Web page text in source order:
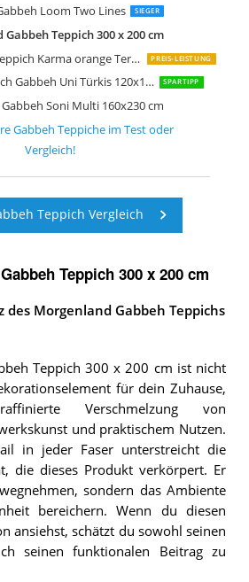
Loom Two Lines SIEGER
Teppich 300 x 200 cm
floor factory Gabbeh Teppich Karma orange Terracotta 160x230 cm
PREIS-LEISTUNG
carpetfine Wollteppich Gabbeh Uni Türkis 120x170 cm SPARTIPP
Soni Multi 160x230 cm
Wollteppich Gabbeh Don Multi
Wollteppich Gabbeh Uni Türkis
Theko Natur Teppich Indo Gabbeh
Gabbeh Teppicheim Test oder
Vergleich!
Teppich Vergleich
Teppich 300 x 200 cm
des Morgenland Gabbeh Teppichs
Teppich 300 x 200 cm ist nicht
für dein Zuhause,
Verschmelzung von
und praktischem Nutzen.
in jeder Faser unterstreicht die
die dieses Produkt verkörpert. Er
sondern das Ambiente
bereichern. Wenn du diesen
ansiehst, schätzt du sowohl seinen
seinen funktionalen Beitrag zu